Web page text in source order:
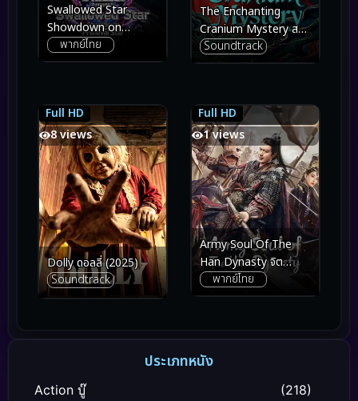
Swallowed Star
Showdown on
Primeval Star มหาศึก
ล้างพิภพ ตอน ศึกชี้ชะตา
พากย์ไทย
The Enchanting
Cranium Mystery สาว
งามในบันทึกเรื่อง
ประหลาด (2026)
Soundtrack
Full HD
6.1
8 views
6.1
Dolly ดอลลี่ (2025)
Soundtrack
Full HD
5.5
1 views
5.5
Army Soul Of The
Han Dynasty จิต
วิญญาณทหารแห่งรา
ชวงศ์ฮัน (2022)
พากย์ไทย
ประเภทหนัง
Action บู๊ (218)